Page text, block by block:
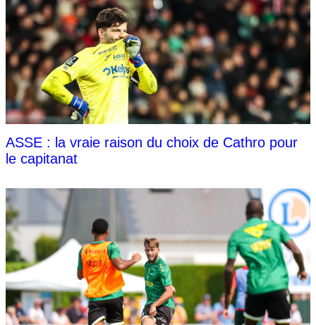
ASSE : la vraie raison du choix de Cathro pour
le capitanat